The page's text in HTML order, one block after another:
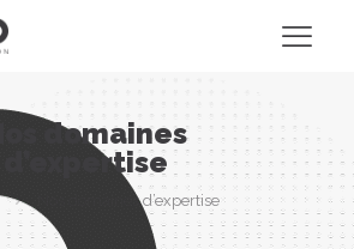
Nos domaines
d’expertise
Nos domaines d’expertise